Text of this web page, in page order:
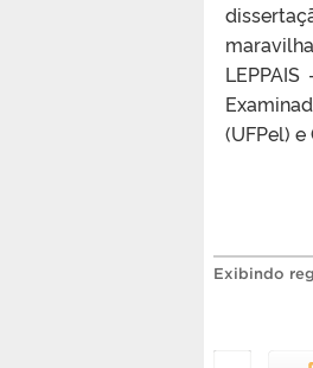
(UFPel)
Exibindo